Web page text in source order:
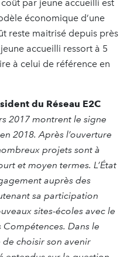
coût par jeune accueilli est
économique d’une
reste maitrisé depuis près
accueilli ressort à 5
à celui de référence en
du Réseau E2C
2017 montrent le signe
2018. Après l’ouverture
projets sont à
et moyen termes. L’État
auprès des
sa participation
sites-écoles avec le
Compétences. Dans le
choisir son avenir